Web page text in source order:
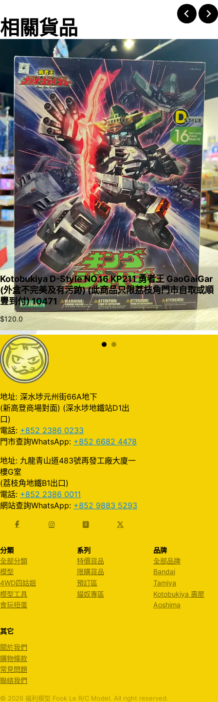
相關貨品
入購物車
Kotobukiya D-Style NO.16 KP211 勇者王 GaoGaiGar
(外盒不完美及有污跡) (此商品只限荔枝角門市自取或順
豐到付) 10471
$120.0
地址: 深水埗元州街66A地下
(新高登商場對面) (深水埗地鐵站D1出
口)
電話: +852 2386 0233
門市查詢WhatsApp: +852 6682 4478
地址: 九龍青山道483號再發工廠大廈一
樓G室
(荔枝角地鐵B1出口)
電話: +852 2386 0011
網站查詢WhatsApp: +852 9883 5293
分類
全部分類
模型
4WD四姑姐
模型工具
食玩扭蛋
系列
特價貨品
限購貨品
預訂區
貓奴專區
品牌
全部品牌
Bandai
Tamiya
Kotobukiya 壽屋
Aoshima
其它
關於我們
購物條款
常見問題
聯絡我們
© 2026 福利模型 Fook Le R/C Model. All right reserved.